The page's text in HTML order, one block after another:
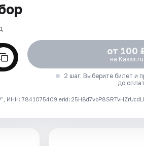
от 100
на Kassir.ru
2 шаг. Выберите билет и
до
7841075409 erid: